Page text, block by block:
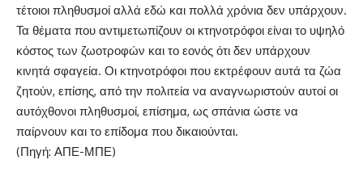
τέτοιοι πληθυσμοί αλλά εδώ και πολλά χρόνια δεν υπάρχουν.
Τα θέματα που αντιμετωπίζουν οι κτηνοτρόφοι είναι το υψηλό
κόστος των ζωοτροφών και το εονός ότι δεν υπάρχουν
κινητά σφαγεία. Οι κτηνοτρόφοι που εκτρέφουν αυτά τα ζώα
ζητούν, επίσης, από την πολιτεία να αναγνωριστούν αυτοί οι
αυτόχθονοι πληθυσμοί, επίσημα, ως σπάνια ώστε να
παίρνουν και το επίδομα που δικαιούνται.
(Πηγή: ΑΠΕ-ΜΠΕ)